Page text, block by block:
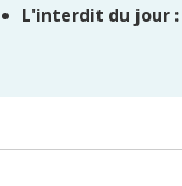
L'interdit du jour :